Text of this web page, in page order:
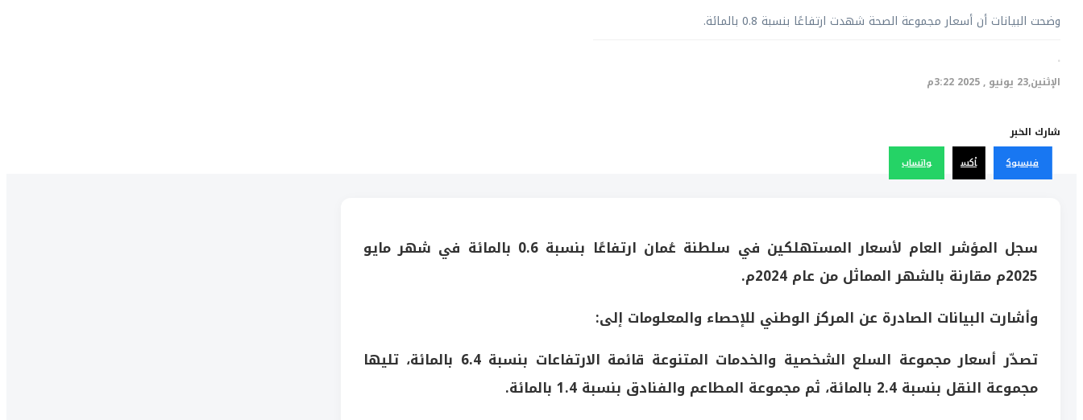
وضحت البيانات أن أسعار مجموعة الصحة شهدت ارتفاعًا بنسبة 0.8 بالمائة.
·
الإثنين,23 يونيو , 2025 3:22م
شارك الخبر
فيسبوك أكس واتساب
سجل المؤشر العام لأسعار المستهلكين في سلطنة عُمان ارتفاعًا بنسبة 0.6 بالمائة في شهر مايو
2025م مقارنة بالشهر المماثل من عام 2024م.
وأشارت البيانات الصادرة عن المركز الوطني للإحصاء والمعلومات إلى:
تصدّر أسعارمجموعة السلع الشخصية والخدمات المتنوعة قائمة الارتفاعات بنسبة 6.4 بالمائة، تليها
مجموعة النقل بنسبة 2.4 بالمائة، ثم مجموعة المطاعم والفنادق بنسبة 1.4 بالمائة.